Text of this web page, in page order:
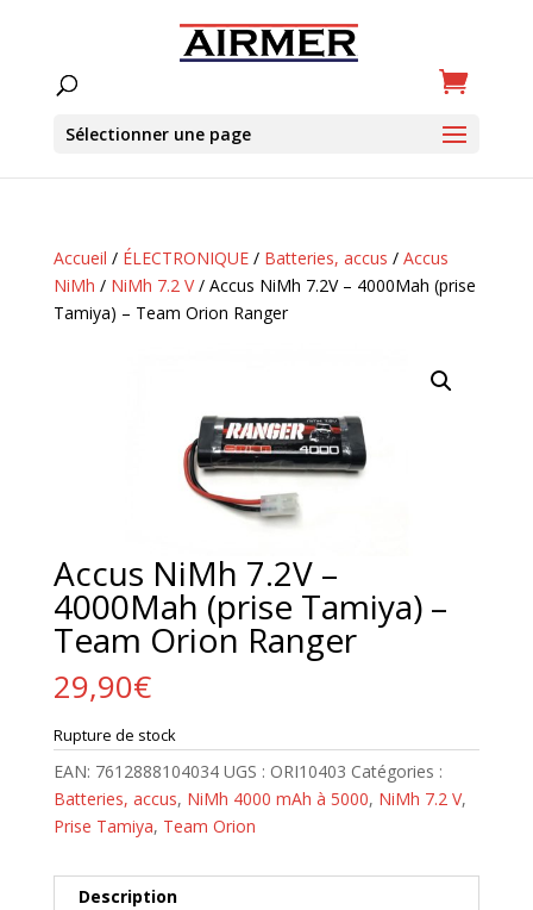
Sélectionner une page
Accueil / ÉLECTRONIQUE/ Batteries, accus / Accus
NiMh / NiMh 7.2 V/ Accus NiMh 7.2V – 4000Mah (prise
Tamiya) – Team Orion Ranger
Accus NiMh 7.2V –
4000Mah (prise Tamiya) –
Team Orion Ranger
29,90€
Rupture de stock
EAN: 7612888104034 UGS : ORI10403 Catégories :
Batteries, accus, NiMh 4000 mAh à 5000, NiMh 7.2 V,
Prise Tamiya, Team Orion
Description